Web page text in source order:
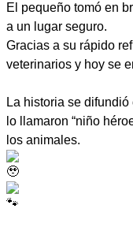
El pequeño tomó en
a un lugar seguro.
Gracias a su rápido
veterinarios y hoy se
La historia se
lo llamaron “niño
los animales.